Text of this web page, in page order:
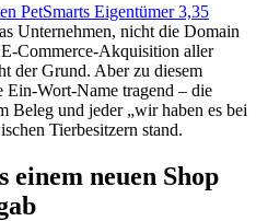
PetSmarts Eigentümer 3,35
Unternehmen, nicht die Domain
Commerce-Akquisition aller
der Grund. Aber zu diesem
Ein-Wort-Name tragend – die
Beleg und jeder „wir haben es bei
Tierbesitzern stand.
einem neuen Shop